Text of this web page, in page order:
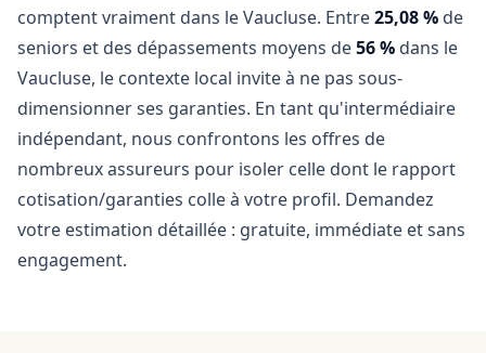
comptent vraiment dans le Vaucluse. Entre25,08 % de
seniors et des dépassements moyens de56 % dans le
Vaucluse, le contexte local invite à ne pas sous-
dimensionner ses garanties. En tant qu'intermédiaire
indépendant, nous confrontons les offres de
nombreux assureurs pour isoler celle dont le rapport
cotisation/garanties colle à votre profil. Demandez
votre estimation détaillée : gratuite, immédiate et sans
engagement.